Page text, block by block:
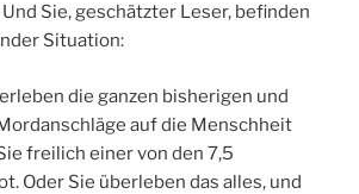
Sie, geschätzter Leser, befinden
Situation:
die ganzen bisherigen und
auf die Menschheit
freilich einer von den 7,5
Oder Sie überleben das alles, und